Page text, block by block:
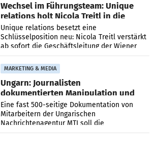
Wechsel im Führungsteam: Unique
relations holt Nicola Treitl in die
Geschäftsleitung
Unique relations besetzt eine
Schlüsselposition neu: Nicola Treitl verstärkt
ab sofort die Geschäftsleitung der Wiener
PR-Agentur an der Seite von Josef Kalina und
Anna Kalina-Mahr.
MARKETING & MEDIA
Ungarn: Journalisten
dokumentierten Manipulation und
Zensur
Eine fast 500-seitige Dokumentation von
Mitarbeitern der Ungarischen
Nachrichtenagentur MTI soll die
systematische Nachrichten-Manipulation und